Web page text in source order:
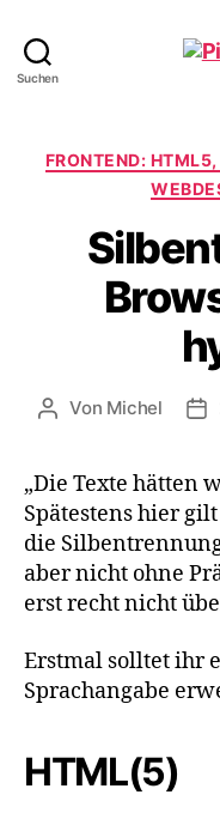
Suchen
FRONTEND:
Beitragsautor
Von Michel
„Die Texte hätten
Spätestens hier
die
aber nicht ohne
erst recht nicht
Erstmal solltet ihr
Sprachangabe
HTML(5)